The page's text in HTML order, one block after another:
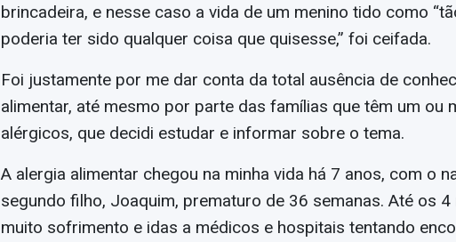
brincadeira, e nesse caso a vida de um menino tido como
poderia ter sido qualquer coisa que quisesse,” foi ceifada.
Foi justamente por me dar conta da total ausência de
alimentar, até mesmo por parte das famílias que têm um ou
alérgicos, que decidi estudar e informar sobre o tema.
A alergia alimentar chegou na minha vida há 7 anos, com o
segundo filho, Joaquim, prematuro de 36 semanas. Até os
muito sofrimento e idas a médicos e hospitais tentando